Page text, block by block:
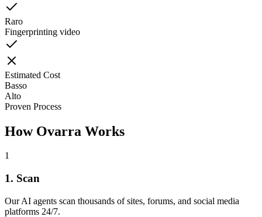
Raro
Fingerprinting video
Estimated Cost
Basso
Alto
Proven Process
How Ovarra Works
1
1. Scan
Our AI agents scan thousands of sites, forums, and social media
platforms 24/7.